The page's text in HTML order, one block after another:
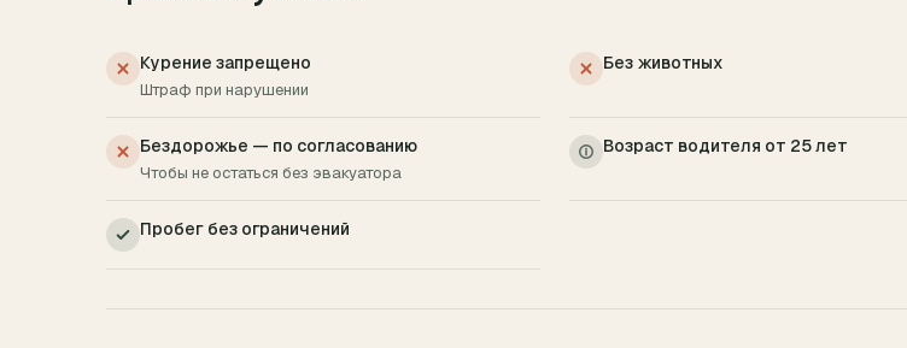
Курение запрещено
Штраф при нарушении
Без животных
Бездорожье — по согласованию
Чтобы не остаться без эвакуатора
Возраст водителя от 25 лет
Пробег без ограничений